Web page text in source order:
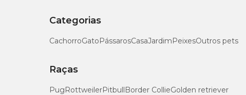
Categorias
CachorroGatoPássarosCasaJardimPeixesOutros pets
Raças
PugRottweilerPitbullBorder CollieGolden retriever